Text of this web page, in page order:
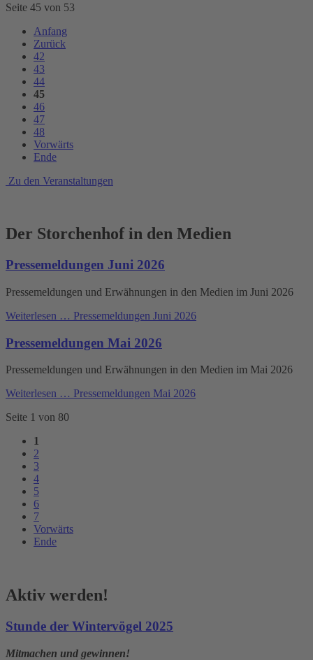
Seite 45 von 53
Anfang
Zurück
42
43
44
45
46
47
48
Vorwärts
Ende
Zu den Veranstaltungen
Der Storchenhof in den Medien
Pressemeldungen Juni 2026
Pressemeldungen und Erwähnungen in den Medien im Juni 2026
Weiterlesen … Pressemeldungen Juni 2026
Pressemeldungen Mai 2026
Pressemeldungen und Erwähnungen in den Medien im Mai 2026
Weiterlesen … Pressemeldungen Mai 2026
Seite 1 von 80
1
2
3
4
5
6
7
Vorwärts
Ende
Aktiv werden!
Stunde der Wintervögel 2025
Mitmachen und gewinnen!